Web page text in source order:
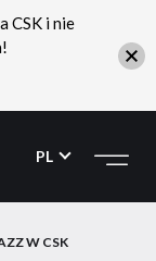
PL
W CSK
CSK i nie